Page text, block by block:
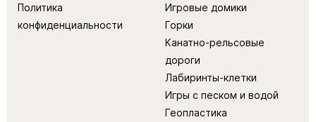
Политика
конфиденциальности
Игровые домики
Горки
Канатно-рельсовые
дороги
Лабиринты-клетки
Игры с песком и водой
Геопластика